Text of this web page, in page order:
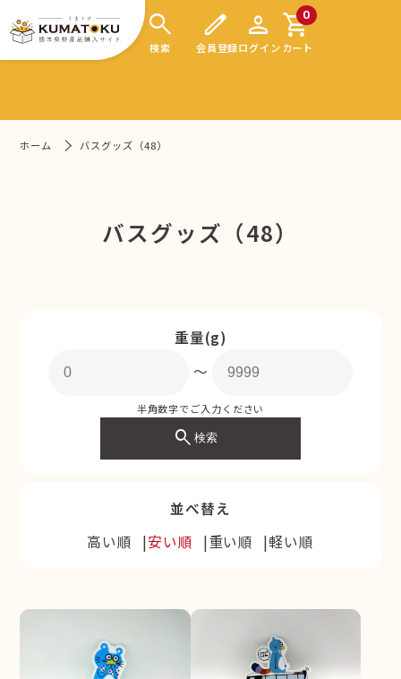
search
検索
edit
会員登録
person
ログイン
0
shopping_cart
カート
ホーム バスグッズ（48）
バスグッズ（48）
重量(g)
〜
半角数字でご入力ください
search検索
並べ替え
高い順
安い順 重い順 軽い順